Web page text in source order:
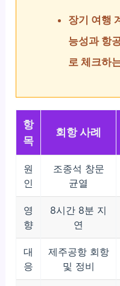
장기 여행
능성과 항
로 체크하
항
목
회항 사례
원
인
조종석 창문
균열
영
향
8시간 8분 지
연
대
응
제주공항 회항
및 정비